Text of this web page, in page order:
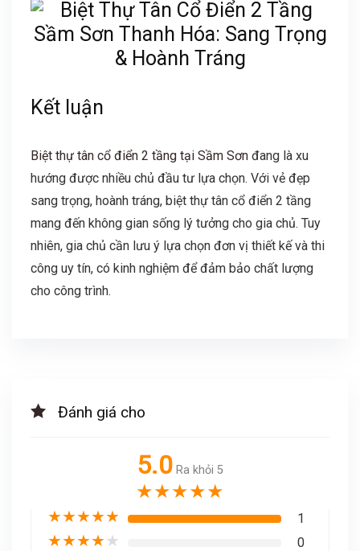
Kết luận
Biệt thự tân cổ điển 2 tầng tại Sầm Sơnđang là xu
hướng được nhiều chủ đầu tư lựa chọn. Với vẻ đẹp
sang trọng, hoành tráng, biệt thự tân cổ điển 2 tầng
mang đến không gian sống lý tưởng cho gia chủ. Tuy
nhiên, gia chủ cần lưu ý lựa chọn đơn vị thiết kế và thi
công uy tín, có kinh nghiệm để đảm bảo chất lượng
cho công trình.
Đánh giá cho
5.0 Ra khỏi 5
★★★★★
★★★★★ 1
★★★★★ 0